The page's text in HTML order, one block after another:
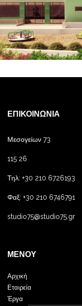
ΕΠΙΚΟΙΝΩΝΊΑ
Μεσογείων 73
115 26
Τηλ: +30 210 6726193
Φαξ: +30 210 6746791
studio75@studio75.gr
ΜΕΝΟΎ
Αρχική
Εταιρεία
Έργα